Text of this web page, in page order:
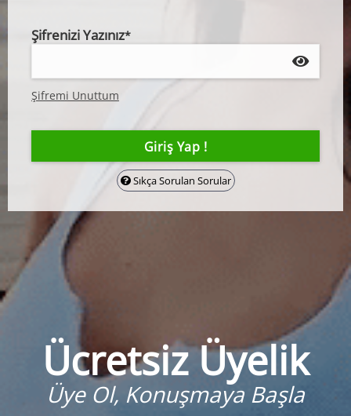
Şifrenizi Yazınız*
Şifremi Unuttum
Sıkça Sorulan Sorular
Ücretsiz Üyelik
Üye Ol, Konuşmaya Başla